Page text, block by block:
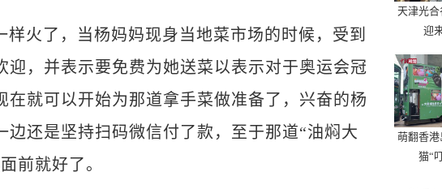
火了，当杨妈妈现身当地菜市场的时候，受到
，并表示要免费为她送菜以表示对于奥运会冠
就可以开始为那道拿手菜做准备了，兴奋的杨
还是坚持扫码微信付了款，至于那道“油焖大
前就好了。
天津光合
迎
萌翻香
猫“